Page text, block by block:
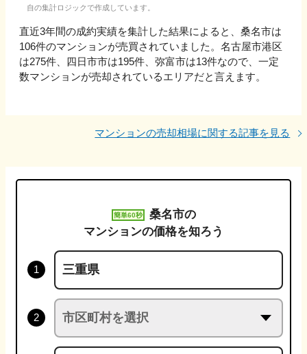
自の集計ロジックで作成しています。
直近3年間の成約実績を集計した結果によると、桑名市は
106件のマンションが売買されていました。名古屋市港区
は275件、四日市市は195件、弥富市は13件なので、一定
数マンションが売却されているエリアだと言えます。
マンションの売却相場に関する記事を見る
簡単60秒 桑名市の
マンションの価格を知ろう